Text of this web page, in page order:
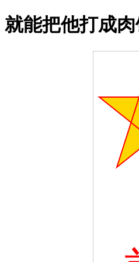
就能把他打成